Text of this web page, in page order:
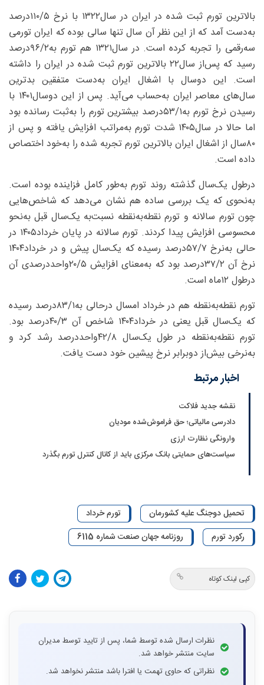
بالاترین تورم ثبت شده در ایران در سال۱۳۲۲ با نرخ ۵/‏۱۱۰‌درصد
به‌دست آمد که از این نظر آن سال تنها سالی بوده که ایران تورمی
سه‌رقمی را تجربه کرده است. در سال۱۳۲۱ هم تورم به‌۲/‏۹۶‌درصد
رسید که پس‌از سال۲۲ بالاترین تورم ثبت شده در ایران را داشته
است. این دوسال با اشغال ایران به‌دست متفقین بدترین
سال‌های معاصر ایران به‌حساب می‌آید. پس از این دوسال۱۴۰۱ با
رسیدن نرخ تورم به‌۱/‏۵۳‌درصد بیشترین تورم را به‌ثبت رسانده بود
اما حالا در سال۱۴۰۵ شدت تورم به‌مراتب افزایش یافته و پس از
۸۰سال از اشغال ایران بالاترین تورم تجربه شده را به‌خود اختصاص
داده است.
درطول یک‌سال گذشته روند تورم به‌طور کامل فزاینده بوده است.
به‌نحوی که یک بررسی ساده هم نشان می‌دهد که شاخص‌هایی
چون تورم سالانه و تورم نقطه‌به‌نقطه نسبت‌به ‌یک‌سال قبل به‌نحو
محسوسی افزایش پیدا کردند. تورم سالانه در پایان خرداد۱۴۰۵ در
حالی به‌نرخ ۷/‏۵۷‌درصد رسیده که یک‌سال پیش و در خرداد۱۴۰۴
نرخ آن ۲/‏۳۷‌درصد بود که به‌معنای افزایش ۵/‏۲۰واحد‌درصدی آن
درطول ۱۲ماه است.
تورم نقطه‌به‌نقطه هم در خرداد امسال درحالی به‌۱/‏۸۳‌درصد رسیده
که یک‌سال قبل یعنی در خرداد۱۴۰۴ شاخص آن ۳/‏۴۰‌درصد بود.
تورم نقطه‌به‌نقطه در طول یک‌سال ۸/‏۴۲واحد‌درصد رشد کرد و
به‌نرخی بیش‌از دوبرابر نرخ پیشین خود دست یافت.
اخبار مرتبط
نقشه جدید فلاکت
دادرسی مالیاتی؛ حق فراموش‌شده مودیان
وارونگی نظارت ارزی
سیاست‌های حمایتی بانک مرکزی باید از کانال کنترل تورم بگذرد
تحمیل دوجنگ علیه کشورمان
تورم خرداد
رکورد تورم
روزنامه جهان صنعت شماره 6115
کپی لینک کوتاه
نظرات ارسال شده توسط شما، پس از تایید توسط مدیران
سایت منتشر خواهد شد.
نظراتی که حاوی تهمت یا افترا باشد منتشر نخواهد شد.